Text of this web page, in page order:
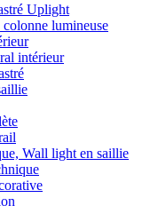
Uplight
lumineuse
intérieur
Wall light en saillie